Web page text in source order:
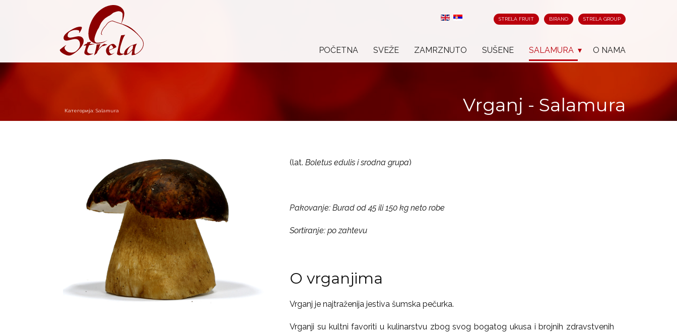
STRELA FRUIT BIRANO STRELA GROUP
POČETNA SVEŽE ZAMRZNUTO SUŠENE SALAMURA O NAMA
Vrganj - Salamura
Категорија: Salamura
(lat. Boletus edulis i srodna grupa)
Pakovanje: Burad od 45 ili 150 kg neto robe
Sortiranje: po zahtevu
O vrganjima
Vrganj je najtraženija jestiva šumska pečurka.
Vrganji su kultni favoriti u kulinarstvu zbog svog bogatog ukusa i brojnih zdravstvenih